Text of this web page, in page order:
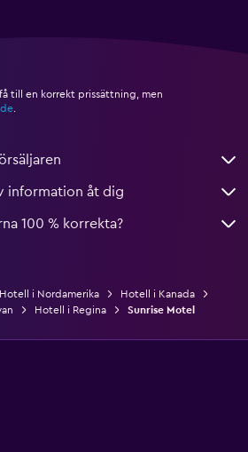
till en korrekt prissättning, men
information åt dig
100 % korrekta?
Hotell i Nordamerika
Hotell i Kanada
Hotell i Regina Sunrise Motel